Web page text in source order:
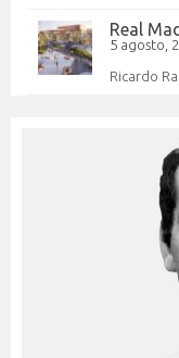
Real
5 agosto,
Ricardo